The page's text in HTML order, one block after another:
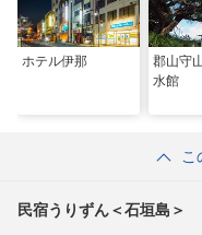
ホテル伊那
郡山守
水館
こ
民宿うりずん＜石垣島＞